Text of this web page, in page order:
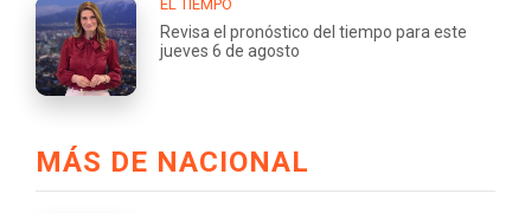
EL TIEMPO
Revisa el pronóstico del tiempo para este
jueves 6 de agosto
MÁS DE NACIONAL